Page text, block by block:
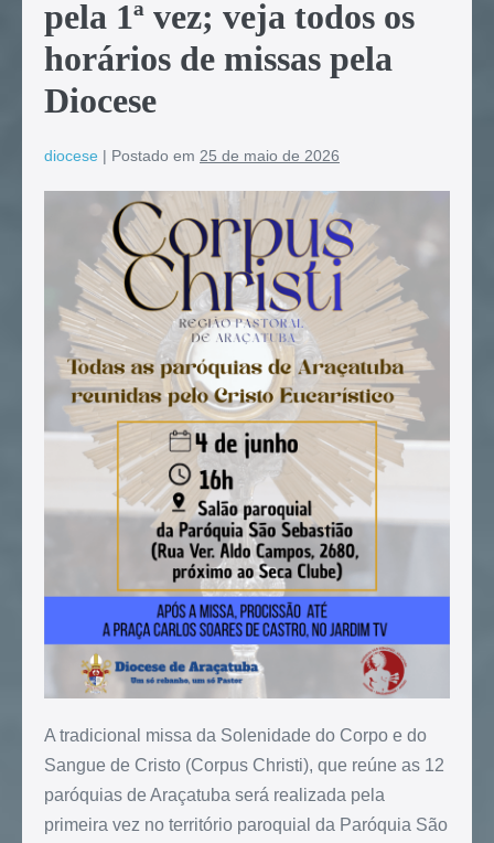
pela 1ª vez; veja todos os
horários de missas pela
Diocese
diocese | Postado em 25 de maio de 2026
A tradicional missa da Solenidade do Corpo e do
Sangue de Cristo (Corpus Christi), que reúne as 12
paróquias de Araçatuba será realizada pela
primeira vez no território paroquial da Paróquia São